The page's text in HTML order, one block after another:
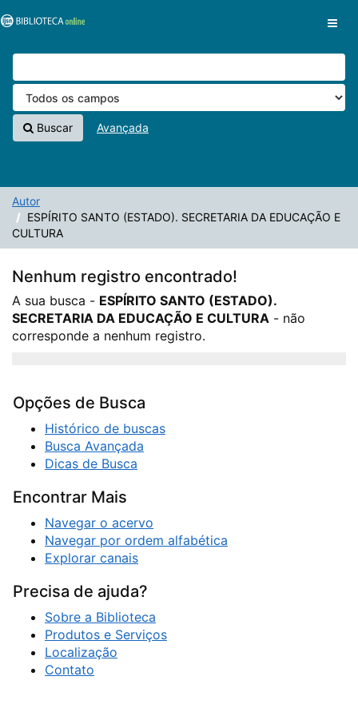
EDUCAÇÃO E CULTURA
- não corresponde a nenhum registro.
VuFind
Buscar Avançada
Autor
ESPÍRITO SANTO (ESTADO). SECRETARIA DA EDUCAÇÃO E
CULTURA
Nenhum registro encontrado!
A sua busca - ESPÍRITO SANTO (ESTADO).
SECRETARIA DA EDUCAÇÃO E CULTURA - não
corresponde a nenhum registro.
Opções de Busca
Histórico de buscas
Busca Avançada
Dicas de Busca
Encontrar Mais
Navegar o acervo
Navegar por ordem alfabética
Explorar canais
Precisa de ajuda?
Sobre a Biblioteca
Produtos e Serviços
Localização
Contato